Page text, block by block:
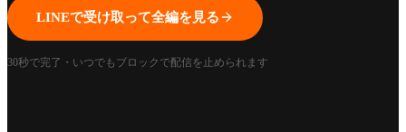
LINEで受け取って全編を見る
30秒で完了・いつでもブロックで配信を止められます